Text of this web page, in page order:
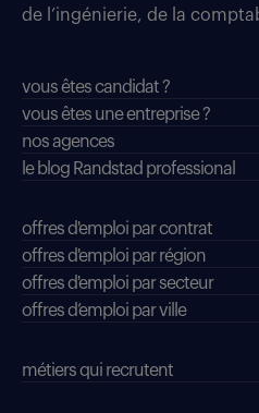
de l’ingénierie, de la
vous êtes candidat ?
vous êtes une entreprise ?
nos agences
le blog Randstad professional
offres d'emploi par contrat
offres d'emploi par région
offres d'emploi par secteur
offres d’emploi par ville
métiers qui recrutent